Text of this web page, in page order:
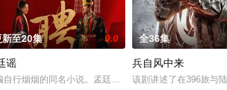
白天人住屋，晚上鬼占房”的阴阳宅，江淮被掳走配“阴
新至20集 9.0
谣
自行烟烟的同名小说。孟廷辉，大平王朝有史以来个以
全36集
兵自风中来
该剧讲述了在396旅与